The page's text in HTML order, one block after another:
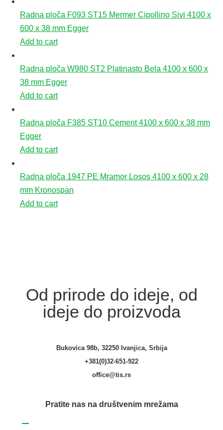
Radna ploča F093 ST15 Mermer Cipollino Sivi 4100 x
600 x 38 mm Egger
Add to cart
Radna ploča W980 ST2 Platinasto Bela 4100 x 600 x
38 mm Egger
Add to cart
Radna ploča F385 ST10 Cement 4100 x 600 x 38 mm
Egger
Add to cart
Radna ploča 1947 PE Mramor Losos 4100 x 600 x 28
mm Kronospan
Add to cart
Od prirode do ideje, od
ideje do proizvoda
Bukovica 98b, 32250 Ivanjica, Srbija
+381(0)32-651-922
office@tis.rs
Pratite nas na društvenim mrežama